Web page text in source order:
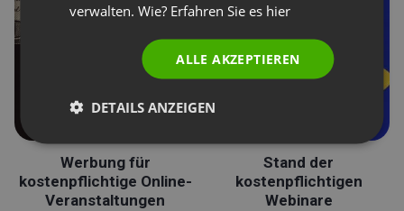
Werbung für
kostenpflichtige Online-
Veranstaltungen
Stand der
kostenpflichtigen
Webinare
verwalten. Wie? Erfahren Sie es hier
ALLE AKZEPTIEREN
DETAILS ANZEIGEN